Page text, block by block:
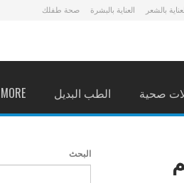
بالشعر العناية بالبشرة صحة طفلك
صحية الطب البديل MORE
البحث